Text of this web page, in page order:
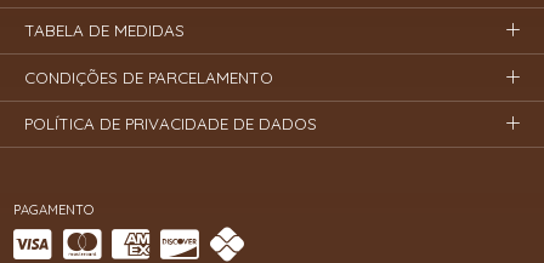
PAGAMENTO
TABELA DE MEDIDAS
CONDIÇÕES DE PARCELAMENTO
POLÍTICA DE PRIVACIDADE DE DADOS